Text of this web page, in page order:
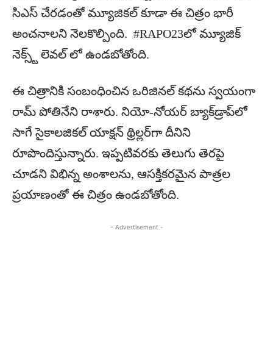
సిఎస్ చేరడంతో మ్యూజికల్ కూడా ఈ చిత్రం భారీ
అంచనాలని నెలకొల్పింది. #RAPO23లో మ్యూజిక్
నెక్స్ట్ లెవల్ లో ఉండబోతోంది.
ఈ చిత్రానికి సంబంధించిన ఒరిజినల్ కథను స్వయంగా
రామ్ పోతినేని రాశారు. నియో-నోయర్ బ్యాక్‌డ్రాప్‌లో
సాగే సైకాలజికల్ యాక్షన్ థ్రిల్లర్‌గా దీనిని
రూపొందిస్తున్నారు. ఇప్పటివరకు తెలుగు తెరపై
చూడని విభిన్న అంశాలను, ఆసక్తికరమైన పాత్రల
ప్రయాణంతో ఈ చిత్రం ఉండబోతోంది.
- Advertisement -